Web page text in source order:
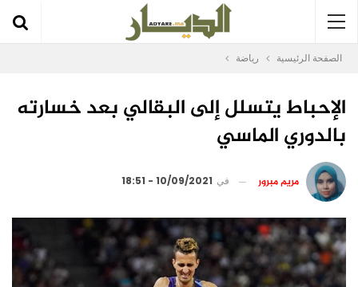
الصفحة الرئيسية رياضة
الإحباط يتسلل إلى البقالي بعد خسارته
بالدوري الماسي
مريم مبرور في 10/09/2021 - 18:51